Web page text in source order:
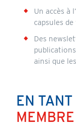
Un accès à
capsules
Des
ainsi que
EN TANT